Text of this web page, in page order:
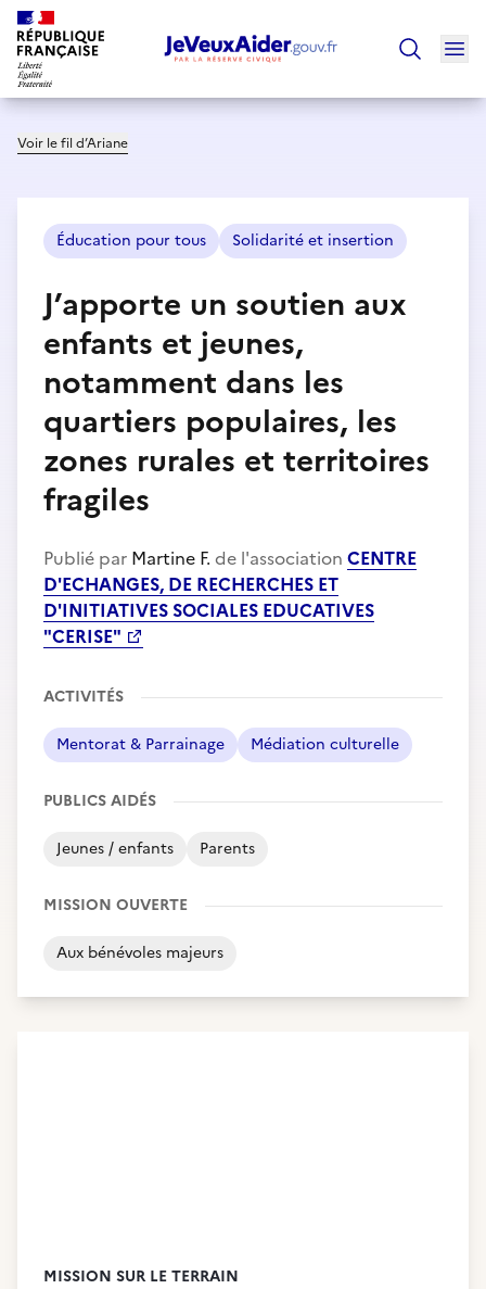
Voir le fil d’Ariane
Éducation pour tous Solidarité et insertion
J’apporte un soutien aux
enfants et jeunes,
notamment dans les
quartiers populaires, les
zones rurales et territoires
fragiles
Publié par Martine F. de l'association CENTRE
D'ECHANGES, DE RECHERCHES ET
D'INITIATIVES SOCIALES EDUCATIVES
"CERISE"
ACTIVITÉS
Mentorat & Parrainage Médiation culturelle
PUBLICS AIDÉS
Jeunes / enfants Parents
MISSION OUVERTE
Aux bénévoles majeurs
MISSION SUR LE TERRAIN